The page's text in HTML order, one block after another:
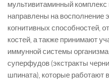
мультивитаминный комплекс
направлены на восполнение
когнитивных способностей,
костей, а также принимают
иммунной системы
суперфудов (экстракты
шпината), которые работают